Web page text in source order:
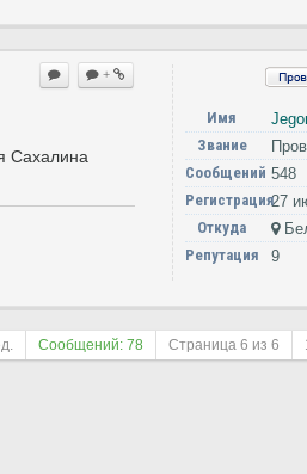
+
Сахалина
Имя
Звание
Сообщений 548
Регистрация27
Откуда
Репутация
9
Сообщений: 78 Страница 6 из 6